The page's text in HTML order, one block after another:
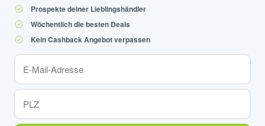
Prospekte deiner Lieblingshändler
Wöchentlich die besten Deals
Kein Cashback Angebot verpassen